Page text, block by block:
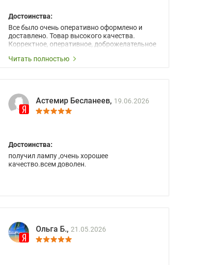
Достоинства:
Все было очень оперативно оформлено и
доставлено. Товар высокого качества.
Корректное, оперативное, доброжелательное
Читать полностью
Астемир Бесланеев, 19.06.2026
Достоинства:
получил лампу ,очень хорошее
качество.всем доволен.
Ольга Б., 21.05.2026